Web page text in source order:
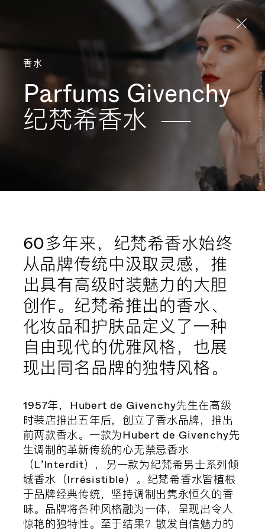
Aller directement au contenu
Rooney Mara pour L’Interdit ©Givenchy Parfums
香水
Parfums Givenchy
纪梵希香水
60多年来，纪梵希香水始终
从品牌传统中汲取灵感，推
出具有高级时装魅力的大胆
创作。纪梵希推出的香水、
化妆品和护肤品定义了一种
自由现代的优雅风格，也展
现出同名品牌的独特风格。
1957年，Hubert de Givenchy先生在高级
时装店推出五年后，创立了香水品牌，推出
前两款香水。一款为Hubert de Givenchy先
生调制的革新传统的心无禁忌香水
（L’Interdit），另一款为纪梵希男士系列倾
城香水（Irrésistible）。纪梵希香水皆植根
于品牌经典传统，坚持调制出隽永恒久的香
味。品牌将各种风格融为一体，呈现出令人
惊艳的独特性。至于结果？散发自信魅力的